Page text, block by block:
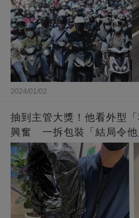
2024/01/02
抽到主管大獎！他看外型
興奮 一拆包裝「結局令他
不到～